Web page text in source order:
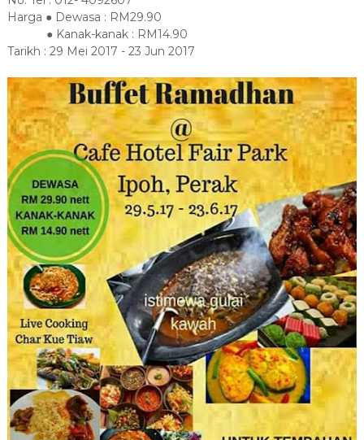
Harga ● Dewasa : RM29.90
● Kanak-kanak : RM14.90
Tarikh : 29 Mei 2017 - 23 Jun 2017